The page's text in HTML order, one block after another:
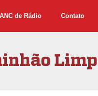
de Rádio Contato